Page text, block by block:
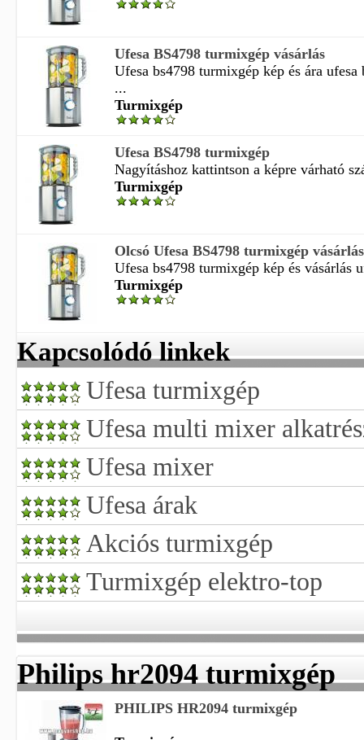
Ufesa BS4798 turmixgép vásárlás
Ufesa bs4798 turmixgép kép és ára
...
Turmixgép
Ufesa BS4798 turmixgép
Nagyításhoz kattintson a képre várható
Turmixgép
Olcsó Ufesa BS4798 turmixgép vásárlás
Ufesa bs4798 turmixgép kép és vásárlás
Turmixgép
Kapcsolódó linkek
Ufesa turmixgép
Ufesa multi mixer
Ufesa mixer
Ufesa árak
Akciós turmixgép
Turmixgép elektro-top
Philips hr2094 turmixgép
PHILIPS HR2094 turmixgép